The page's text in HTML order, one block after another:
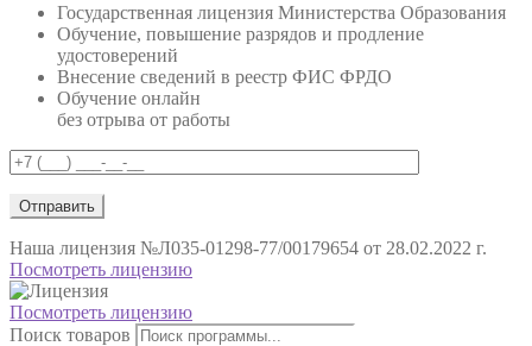
Государственная лицензия Министерства Образования
Обучение, повышение разрядов и продление
удостоверений
Внесение сведений в реестр ФИС ФРДО
Обучение онлайн
без отрыва от работы
Наша лицензия №Л035-01298-77/00179654 от 28.02.2022 г.
Посмотреть лицензию
Посмотреть лицензию
Поиск товаров